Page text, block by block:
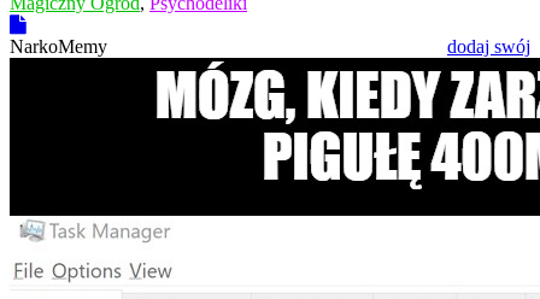
NarkoMemy dodaj swój